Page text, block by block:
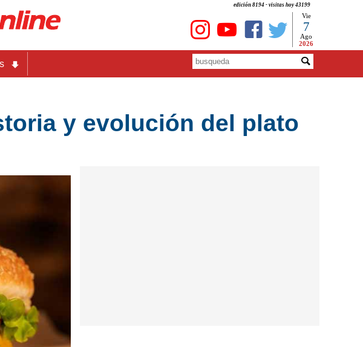
edición 8194 - visitas hoy 43199
Vie
7
Ago
2026
y evolución del plato